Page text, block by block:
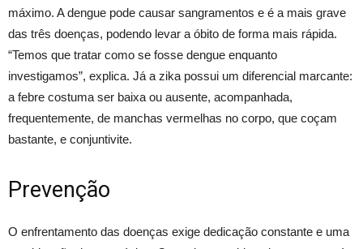
máximo. A dengue pode causar sangramentos e é a mais grave
das três doenças, podendo levar a óbito de forma mais rápida.
“Temos que tratar como se fosse dengue enquanto
investigamos”, explica. Já a zika possui um diferencial marcante:
a febre costuma ser baixa ou ausente, acompanhada,
frequentemente, de manchas vermelhas no corpo, que coçam
bastante, e conjuntivite.
Prevenção
O enfrentamento das doenças exige dedicação constante e uma